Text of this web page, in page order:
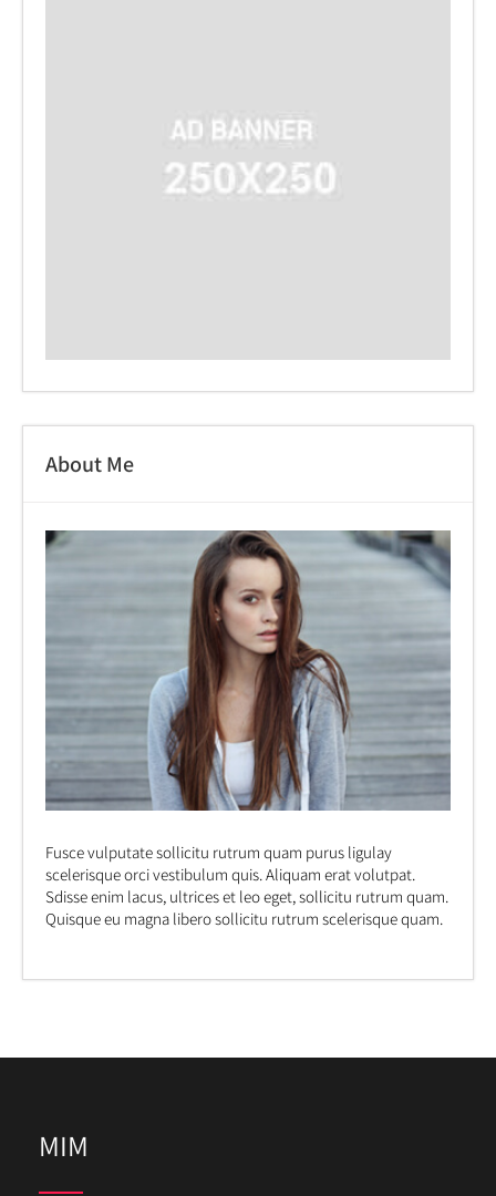
About Me
Fusce vulputate sollicitu rutrum quam purus ligulay
scelerisque orci vestibulum quis. Aliquam erat volutpat.
Sdisse enim lacus, ultrices et leo eget, sollicitu rutrum quam.
Quisque eu magna libero sollicitu rutrum scelerisque quam.
MIM